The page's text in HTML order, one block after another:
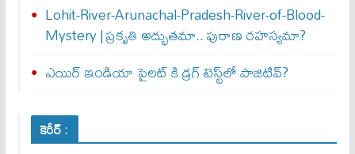
Lohit-River-Arunachal-Pradesh-River-of-Blood-
Mystery | ప్రకృతి అద్భుతమా.. పురాణ రహస్యమా?
ఎయిర్‌ ఇండియా పైలట్‌ కి డ్రగ్‌ టెస్ట్‌లో పాజిటివ్‌?
కెరీర్ :